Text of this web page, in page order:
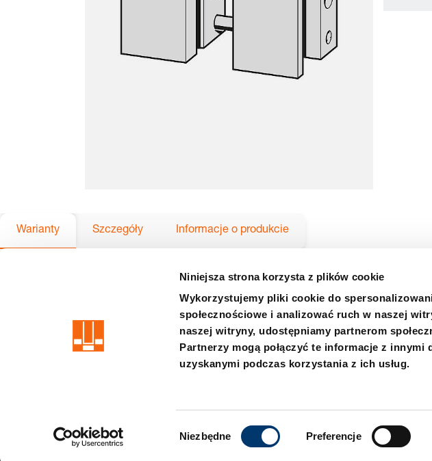
Niniejsza strona korzysta z plików cookie
Wykorzystujemy pliki cookie do
społecznościowe i analizować ruch w naszej
naszej witryny, udostępniamy partnerom
Partnerzy mogą połączyć te informacje z
uzyskanymi podczas korzystania z ich usług.
Niezbędne Preferencje
Warianty Szczegóły Informacje o produkcie
WARUNKI Zastrzezenie System informowania o